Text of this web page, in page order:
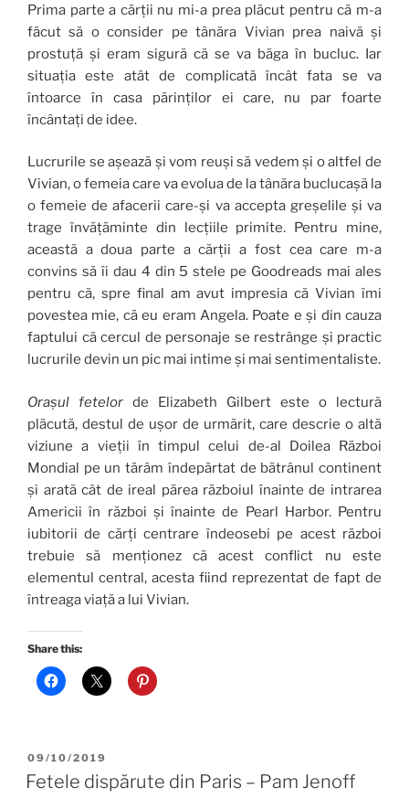
Prima parte a cărții nu mi-a prea plăcut pentru că m-a
făcut să o consider pe tânăra Vivian prea naivă și
prostuță și eram sigură că se va băga în bucluc. Iar
situația este atât de complicată încât fata se va
întoarce în casa părinților ei care, nu par foarte
încântați de idee.
Lucrurile se așează și vom reuși să vedem și o altfel de
Vivian, o femeia care va evolua de la tânăra buclucașă la
o femeie de afacerii care-și va accepta greșelile și va
trage învățăminte din lecțiile primite. Pentru mine,
această a doua parte a cărții a fost cea care m-a
convins să îi dau 4 din 5 stele pe Goodreads mai ales
pentru că, spre final am avut impresia că Vivian îmi
povestea mie, că eu eram Angela. Poate e și din cauza
faptului că cercul de personaje se restrânge și practic
lucrurile devin un pic mai intime și mai sentimentaliste.
Orașul fetelor de Elizabeth Gilbert este o lectură
plăcută, destul de ușor de urmărit, care descrie o altă
viziune a vieții în timpul celui de-al Doilea Război
Mondial pe un tărâm îndepărtat de bătrânul continent
și arată cât de ireal părea războiul înainte de intrarea
Americii în război și înainte de Pearl Harbor. Pentru
iubitorii de cărți centrare îndeosebi pe acest război
trebuie să menționez că acest conflict nu este
elementul central, acesta fiind reprezentat de fapt de
întreaga viață a lui Vivian.
Share this:
POSTED
ON
09/10/2019
Fetele dispărute din Paris – Pam Jenoff